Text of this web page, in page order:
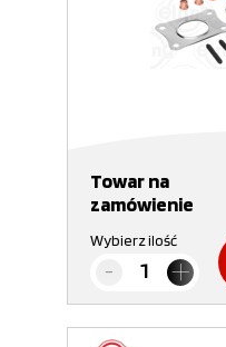
Towar na
zamówienie
Wybierz ilość